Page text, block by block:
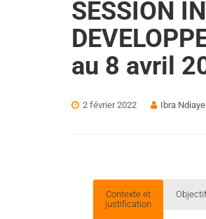
SESSION
au 8 avril
2 février 2022 Ibra Ndiaye
Contexte et
justification
Objectif